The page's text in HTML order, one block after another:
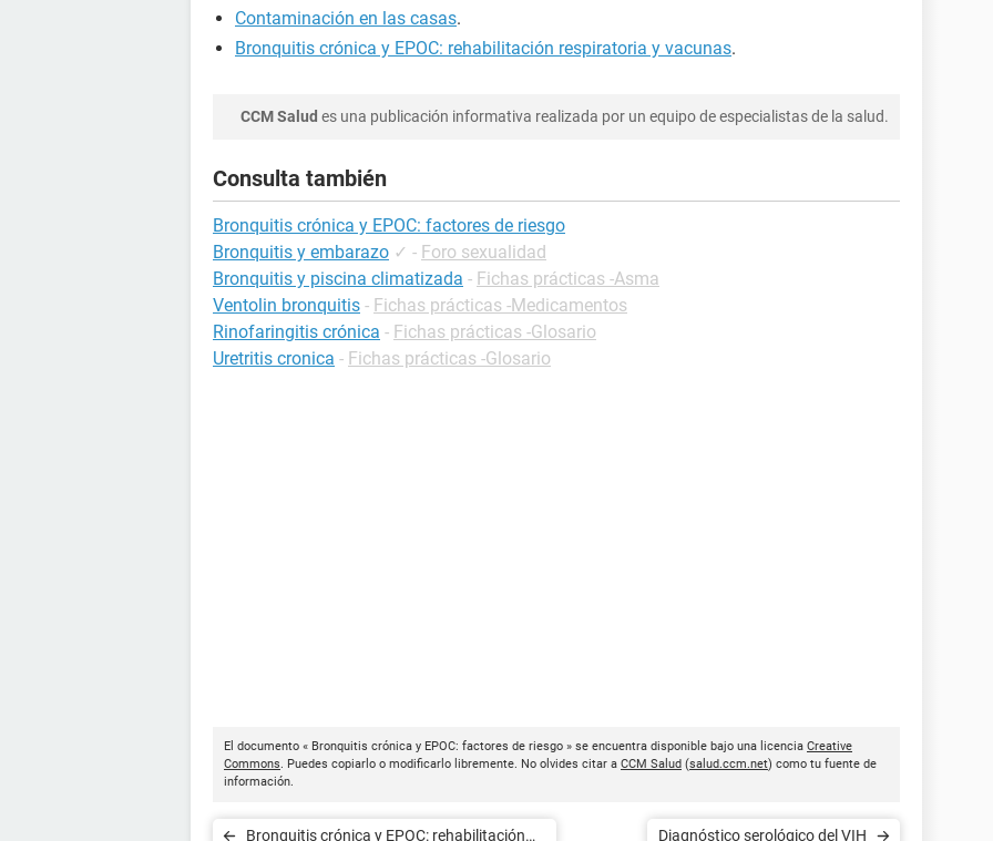
Contaminación en las casas.
Bronquitis crónica y EPOC: rehabilitación respiratoria y vacunas.
CCM Salud es una publicación informativa realizada por un equipo de especialistas de la salud.
Consulta también
Bronquitis crónica y EPOC: factores de riesgo
Bronquitis y embarazo ✓ - Foro sexualidad
Bronquitis y piscina climatizada - Fichas prácticas -Asma
Ventolin bronquitis - Fichas prácticas -Medicamentos
Rinofaringitis crónica - Fichas prácticas -Glosario
Uretritis cronica - Fichas prácticas -Glosario
El documento « Bronquitis crónica y EPOC: factores de riesgo » se encuentra disponible bajo una licencia Creative
Commons. Puedes copiarlo o modificarlo libremente. No olvides citar a CCM Salud (salud.ccm.net) como tu fuente de
información.
Bronquitis crónica y EPOC: rehabilitación Diagnóstico serológico del VIH